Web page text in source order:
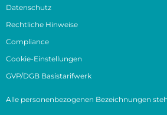
Datenschutz
Rechtliche Hinweise
Compliance
Cookie-Einstellungen
GVP/DGB Basistarifwerk
Alle personenbezogenen Bezeichnungen